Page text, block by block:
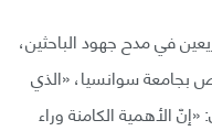
في مدح جهود الباحثين،
بجامعة سوانسيا، «الذي
الأهمية الكامنة وراء